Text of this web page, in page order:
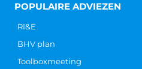
POPULAIRE ADVIEZEN
RI&E
BHV plan
Toolboxmeeting